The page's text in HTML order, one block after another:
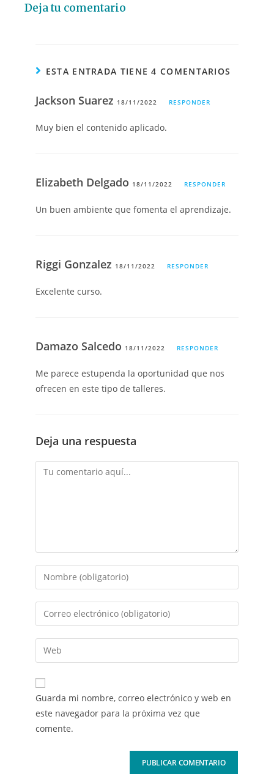
Deja tu comentario
ESTA ENTRADA TIENE 4 COMENTARIOS
Jackson Suarez 18/11/2022 RESPONDER
Muy bien el contenido aplicado.
Elizabeth Delgado 18/11/2022 RESPONDER
Un buen ambiente que fomenta el aprendizaje.
Riggi Gonzalez 18/11/2022 RESPONDER
Excelente curso.
Damazo Salcedo 18/11/2022 RESPONDER
Me parece estupenda la oportunidad que nos
ofrecen en este tipo de talleres.
Deja una respuesta
Guarda mi nombre, correo electrónico y web en
este navegador para la próxima vez que
comente.